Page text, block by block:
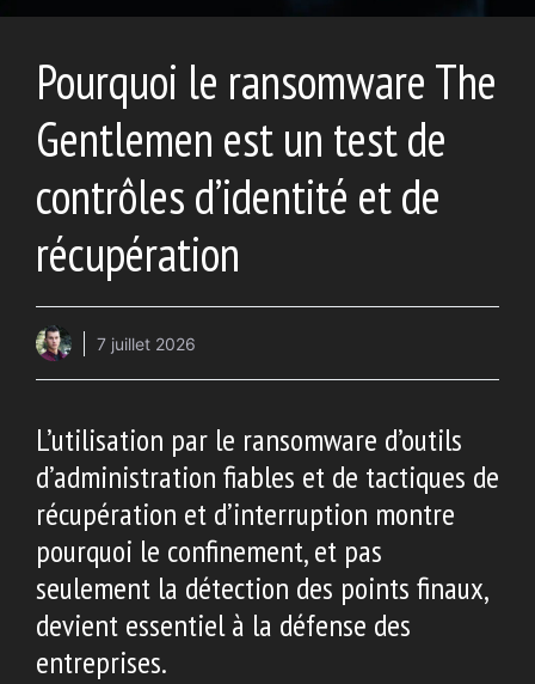
Pourquoi le ransomware The
Gentlemen est un test de
contrôles d’identité et de
récupération
7 juillet 2026
L’utilisation par le ransomware d’outils
d’administration fiables et de tactiques de
récupération et d’interruption montre
pourquoi le confinement, et pas
seulement la détection des points finaux,
devient essentiel à la défense des
entreprises.